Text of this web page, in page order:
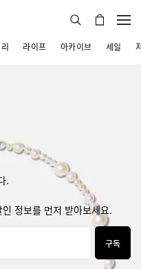
라이프 아카이브 세일
.
정보를 먼저 받아보세요.
구독